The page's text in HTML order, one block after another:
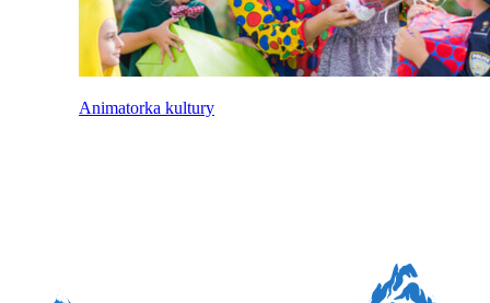
Animatorka kultury